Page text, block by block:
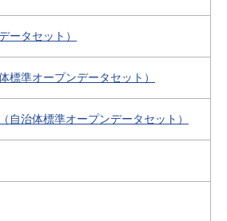
ータセット）
標準オープンデータセット）
自治体標準オープンデータセット）